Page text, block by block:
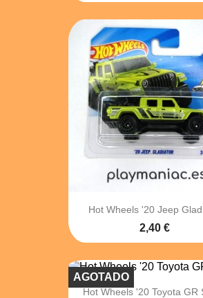
Hot Wheels '20 Jeep
2,40 €
Hot Wheels '20 Toyota GR
AGOTADO